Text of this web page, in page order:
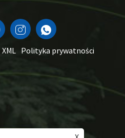
XML Polityka prywatności